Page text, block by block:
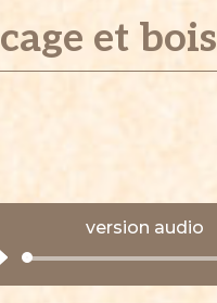
et bois
version audio
Lecteur
audio